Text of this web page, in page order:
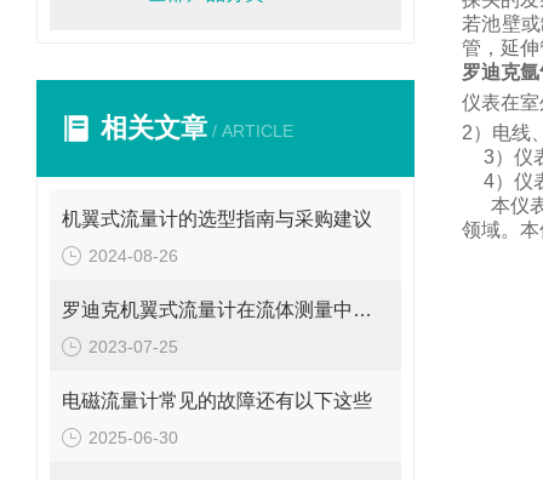
相关文章 / ARTICLE
机翼式流量计的选型指南与采购建议
2024-08-26
罗迪克机翼式流量计在流体测量中的重要性
2023-07-25
电磁流量计常见的故障还有以下这些
2025-06-30
若池壁
管， 延
罗迪克
仪表在
2）电线
3）仪
4）仪
本仪
领域。 本